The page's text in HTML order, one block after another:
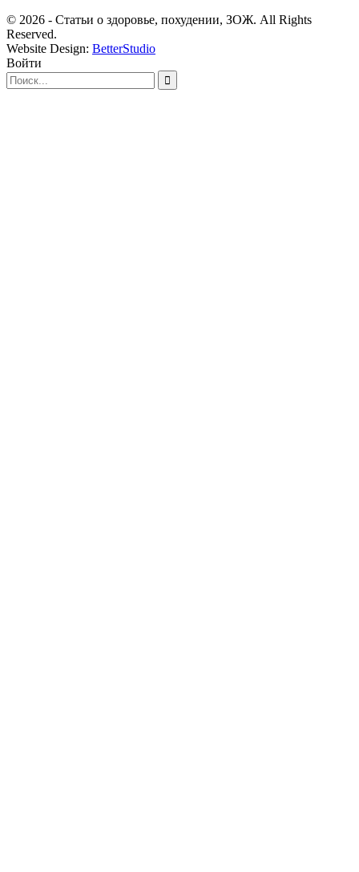
© 2026 - Статьи о здоровье, похудении, ЗОЖ. All Rights
Reserved.
Website Design: BetterStudio
Войти